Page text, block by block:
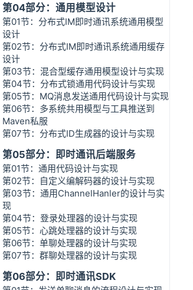
第04部分：通用模型设计
第01节：分布式IM即时通讯系统通用模型
设计
第02节：分布式IM即时通讯系统通用缓存
设计
第03节：混合型缓存通用模型设计与实现
第04节：分布式锁通用代码设计与实现
第05节：MQ消息发送通用代码设计与实现
第06节：多系统共用模型与工具推送到
Maven私服
第07节：分布式ID生成器的设计与实现
第05部分：即时通讯后端服务
第01节：通用代码设计与实现
第02节：自定义编解码器的设计与实现
第03节：通用ChannelHanler的设计与实
现
第04节：登录处理器的设计与实现
第05节：心跳处理器的设计与实现
第06节：单聊处理器的设计与实现
第07节：群聊处理器的设计与实现
第06部分：即时通讯SDK